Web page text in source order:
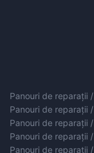
Panouri de reparații
Panouri de reparații
Panouri de reparații
Panouri de reparații
Panouri de reparații